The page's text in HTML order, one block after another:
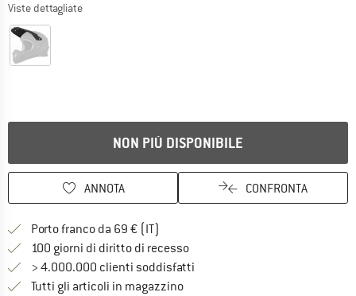
Viste dettagliate
NON PIÙ DISPONIBILE
ANNOTA CONFRONTA
Porto franco da 69 € (IT)
100 giorni di diritto di recessoVai alla politica di recesso qui
> 4.000.000 clienti soddisfatti
Tutti gli articoli in magazzino